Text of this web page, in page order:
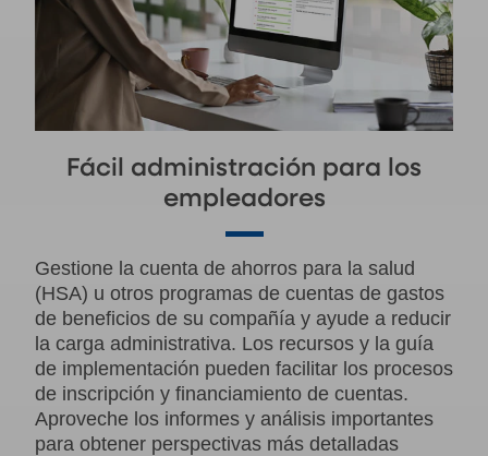
Fácil administración para los
empleadores
Gestione la cuenta de ahorros para la salud
(HSA) u otros programas de cuentas de gastos
de beneficios de su compañía y ayude a reducir
la carga administrativa. Los recursos y la guía
de implementación pueden facilitar los procesos
de inscripción y financiamiento de cuentas.
Aproveche los informes y análisis importantes
para obtener perspectivas más detalladas